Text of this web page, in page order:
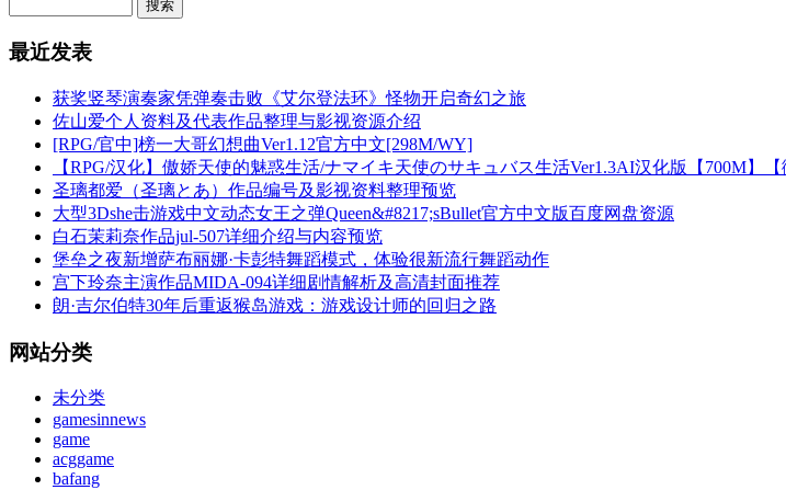
最近发表
获奖竖琴演奏家凭弹奏击败《艾尔登法环》怪物开启奇幻之旅
佐山爱个人资料及代表作品整理与影视资源介绍
[RPG/官中]榜一大哥幻想曲Ver1.12官方中文[298M/WY]
【RPG/汉化】傲娇天使的魅惑生活/ナマイキ天使のサキュバス生活Ver1.3AI汉化版【700M】【
圣璃都爱（圣璃とあ）作品编号及影视资料整理预览
大型3Dshe击游戏中文动态女王之弹Queen&#8217;sBullet官方中文版百度网盘资源
白石茉莉奈作品jul-507详细介绍与内容预览
堡垒之夜新增萨布丽娜·卡彭特舞蹈模式，体验很新流行舞蹈动作
宫下玲奈主演作品MIDA-094详细剧情解析及高清封面推荐
朗·吉尔伯特30年后重返猴岛游戏：游戏设计师的回归之路
网站分类
未分类
gamesinnews
game
acggame
bafang